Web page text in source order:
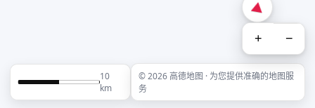
+ −
10
km
© 2026 高德地图 · 为您提供准确的地图服
务